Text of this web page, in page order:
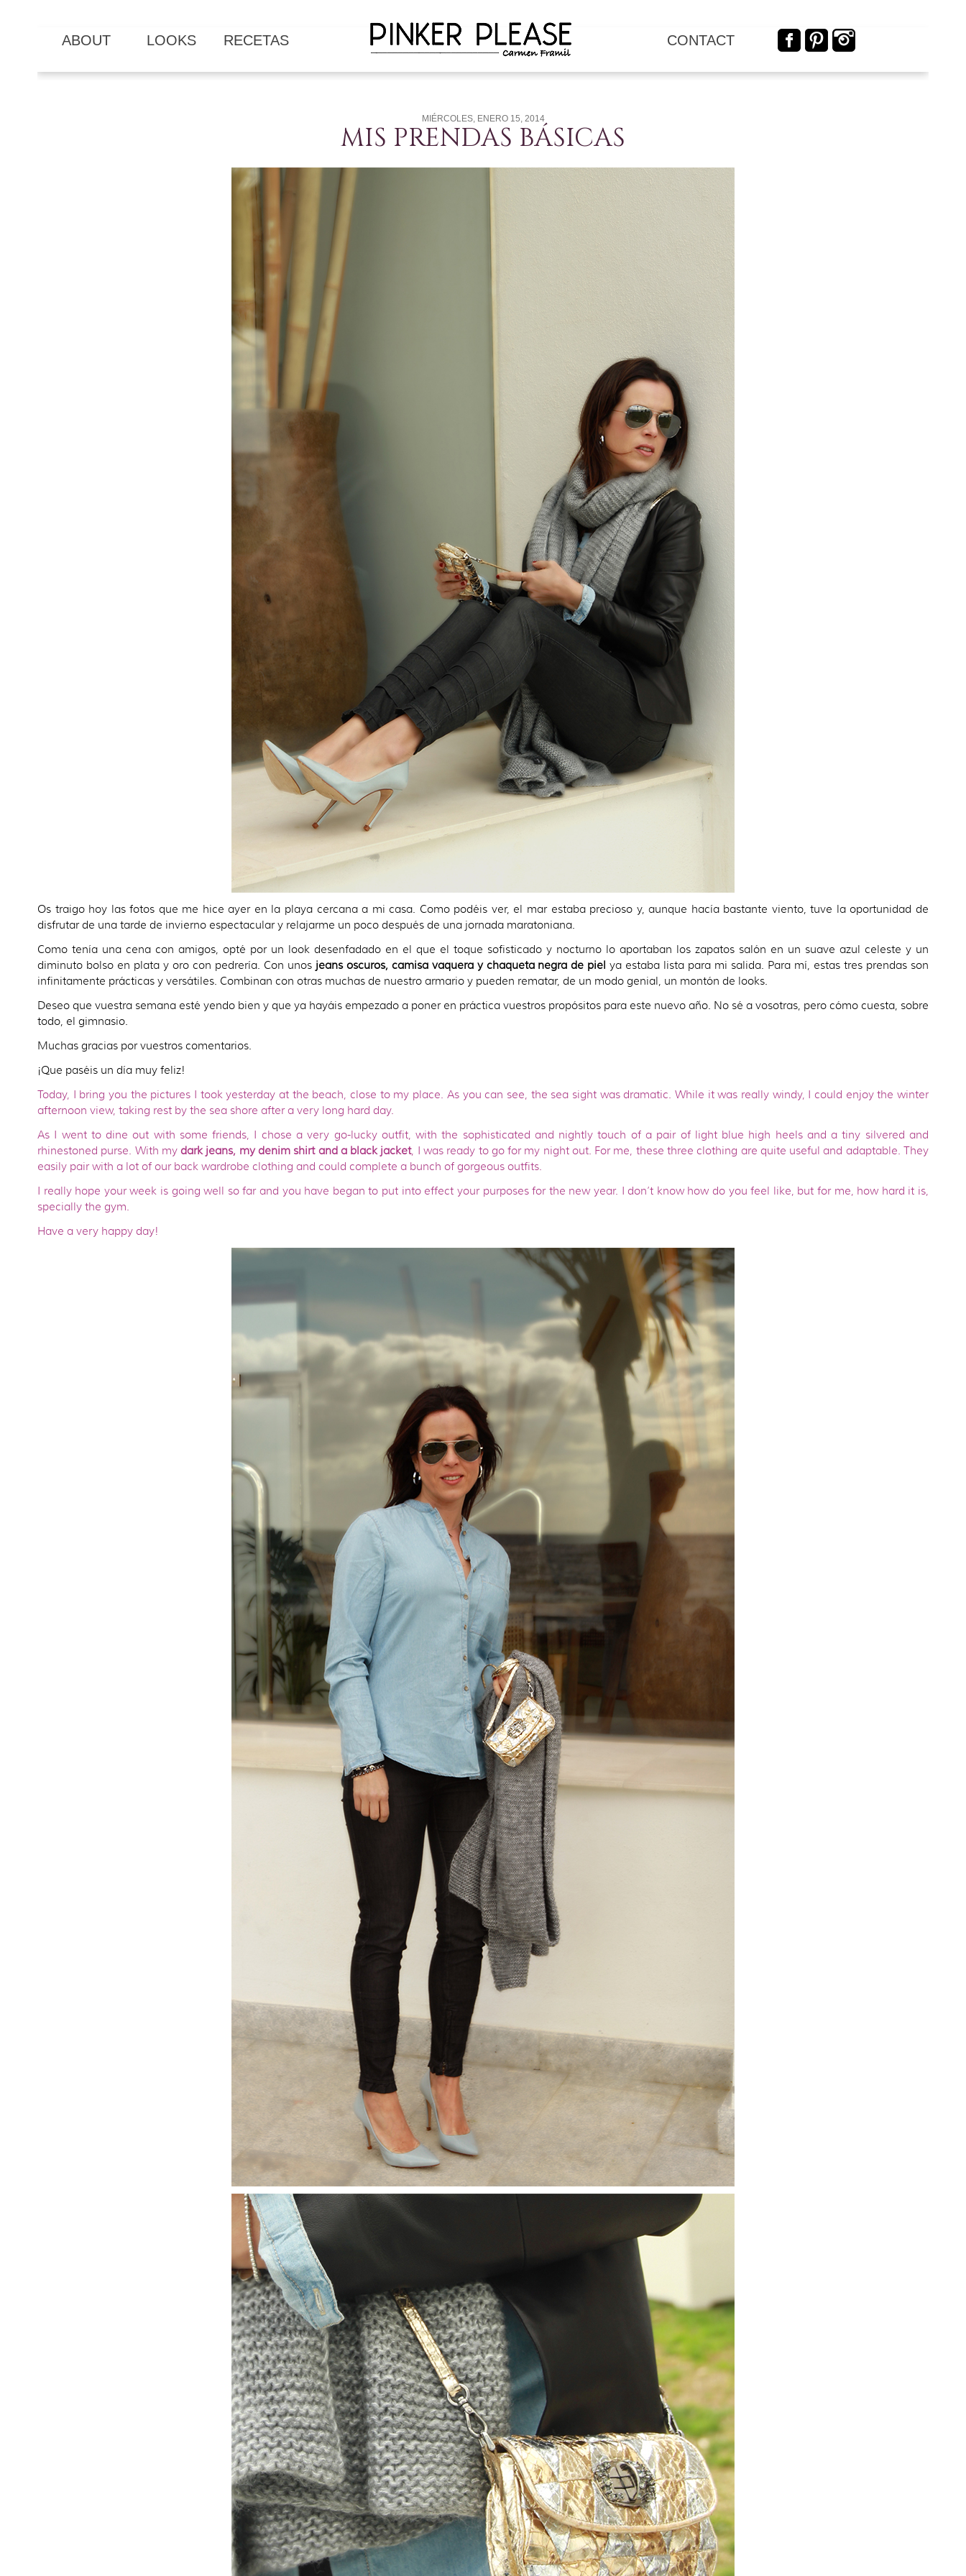
ABOUT LOOKS RECETAS CONTACT
MIÉRCOLES, ENERO 15, 2014
MIS PRENDAS BÁSICAS
Os traigo hoy las fotos que me hice ayer en la playa cercana a mi casa. Como podéis ver, el mar estaba precioso y, aunque hacía bastante viento, tuve la oportunidad de
disfrutar de una tarde de invierno espectacular y relajarme un poco después de una jornada maratoniana.
Como tenía una cena con amigos, opté por un look desenfadado en el que el toque sofisticado y nocturno lo aportaban los zapatos salón en un suave azul celeste y un
diminuto bolso en plata y oro con pedrería. Con unos jeans oscuros, camisa vaquera y chaqueta negra de piel ya estaba lista para mi salida. Para mí, estas tres prendas son
infinitamente prácticas y versátiles. Combinan con otras muchas de nuestro armario y pueden rematar, de un modo genial, un montón de looks.
Deseo que vuestra semana esté yendo bien y que ya hayáis empezado a poner en práctica vuestros propósitos para este nuevo año. No sé a vosotras, pero cómo cuesta, sobre
todo, el gimnasio.
Muchas gracias por vuestros comentarios.
¡Que paséis un día muy feliz!
Today, I bring you the pictures I took yesterday at the beach, close to my place. As you can see, the sea sight was dramatic. While it was really windy, I could enjoy the winter
afternoon view, taking rest by the sea shore after a very long hard day.
As I went to dine out with some friends, I chose a very go-lucky outfit, with the sophisticated and nightly touch of a pair of light blue high heels and a tiny silvered and
rhinestoned purse. With mydark jeans, my denim shirt and a black jacket, I was ready to go for my night out. For me, these three clothing are quite useful and adaptable. They
easily pair with a lot of our back wardrobe clothing and could complete a bunch of gorgeous outfits.
I really hope your week is going well so far and you have began to put into effect your purposes for the new year. I don’t know how do you feel like, but for me, how hard it is,
specially the gym.
Have a very happy day!